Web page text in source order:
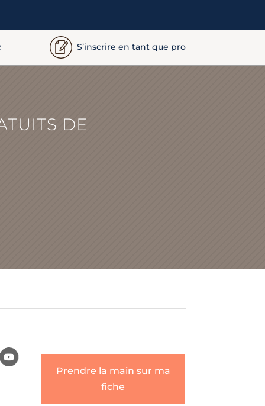
S’inscrire en tant que pro
DE
Prendre la main sur ma
fiche